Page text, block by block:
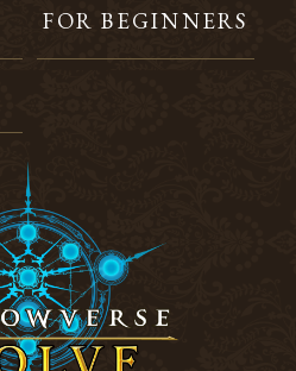
FOR BEGINNERS